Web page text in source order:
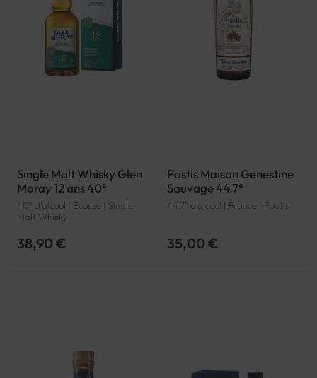
Single Malt Whisky Glen
Moray 12 ans 40°
40° d'alcool | Écosse | Single
Malt Whisky
38,90 €
Pastis Maison Genestine
Sauvage 44.7°
44.7° d'alcool | France | Pastis
35,00 €